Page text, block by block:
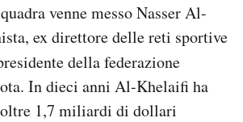
venne messo Nasser Al-
ex direttore delle reti sportive
della federazione
In dieci anni Al-Khelaifi ha
1,7 miliardi di dollari